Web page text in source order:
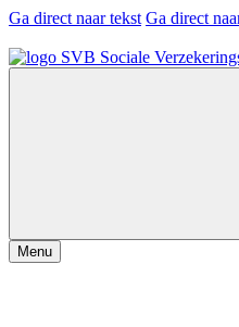
Ga direct naar tekst Ga direct
Menu